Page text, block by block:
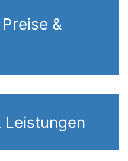
&
Leistungen